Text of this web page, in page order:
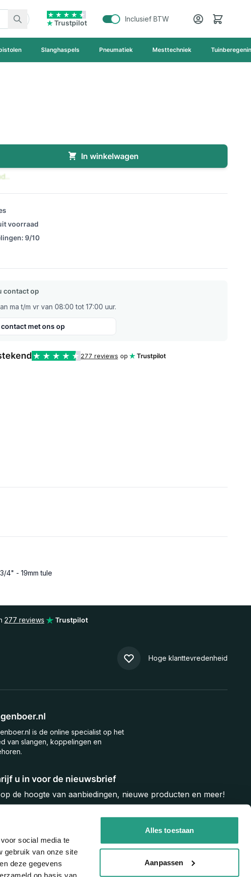
social media te
gebruik van onze site
deze gegevens
op basis van
Alles toestaan
Aanpassen
Trustpilot
Inclusief BTW Cart
Slanghaspels Pneumatiek Mesttechniek
In winkelwagen
voorraad
9/10
contact op
ma t/m vr van 08:00 tot 17:00 uur.
contact met ons op
277 reviews op Trustpilot
3/4" - 19mm tule
277 reviews Trustpilot
Hoge klanttevredenheid
u in voor de nieuwsbrief
de hoogte van aanbiedingen, nieuwe producten en meer!
is de online specialist op het
van slangen, koppelingen en